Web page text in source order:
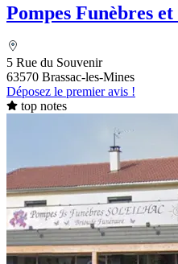
Pompes Funèbres
5 Rue du Souvenir
63570 Brassac-les-Mines
Déposez le premier avis !
top notes